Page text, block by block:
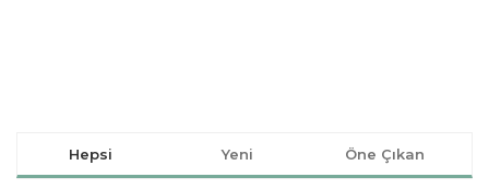
Hepsi Yeni Öne Çıkan